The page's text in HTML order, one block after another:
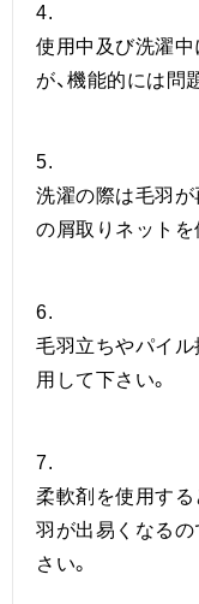
4.
使用中及び洗濯
が、機能的には問
5.
洗濯の際は毛羽が
の屑取りネットを
6.
毛羽立ちやパイル
用して下さい。
7.
柔軟剤を使用する
羽が出易くなるの
さい。